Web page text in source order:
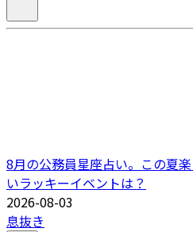
8月の公務員星座占い。この夏
いラッキーイベントは？
2026-08-03
息抜き